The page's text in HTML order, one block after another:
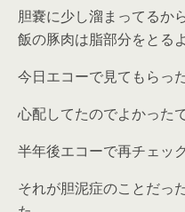
胆嚢に少し溜まってるか
飯の豚肉は脂部分をとる
今日エコーで見てもらっ
心配してたのでよかった
半年後エコーで再チェッ
それが胆泥症のことだっ